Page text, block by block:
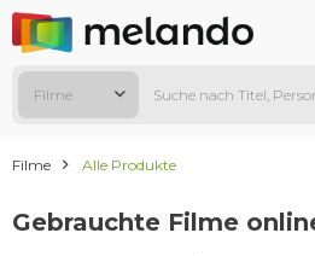
Filme
Filme Alle Produkte
Gebrauchte Filme